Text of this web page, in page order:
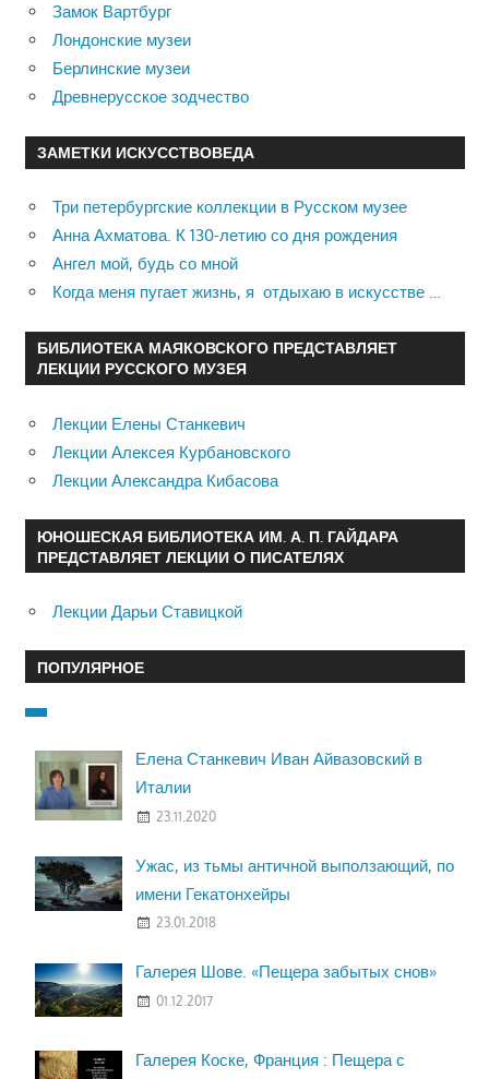
Замок Вартбург
Лондонские музеи
Берлинские музеи
Древнерусское зодчество
ЗАМЕТКИ ИСКУССТВОВЕДА
Три петербургские коллекции в Русском музее
Анна Ахматова. К 130-летию со дня рождения
Ангел мой, будь со мной
Когда меня пугает жизнь, я отдыхаю в искусстве …
БИБЛИОТЕКА МАЯКОВСКОГО ПРЕДСТАВЛЯЕТ
ЛЕКЦИИ РУССКОГО МУЗЕЯ
Лекции Елены Станкевич
Лекции Алексея Курбановского
Лекции Александра Кибасова
ЮНОШЕСКАЯ БИБЛИОТЕКА ИМ. А. П. ГАЙДАРА
ПРЕДСТАВЛЯЕТ ЛЕКЦИИ О ПИСАТЕЛЯХ
Лекции Дарьи Ставицкой
ПОПУЛЯРНОЕ
Елена Станкевич Иван Айвазовский в
Италии
23.11.2020
Ужас, из тьмы античной выползающий, по
имени Гекатонхейры
23.01.2018
Галерея Шове. «Пещера забытых снов»
01.12.2017
Галерея Коске, Франция : Пещера с